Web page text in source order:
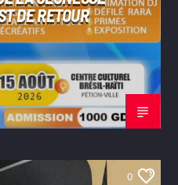
DE RETOUR
0